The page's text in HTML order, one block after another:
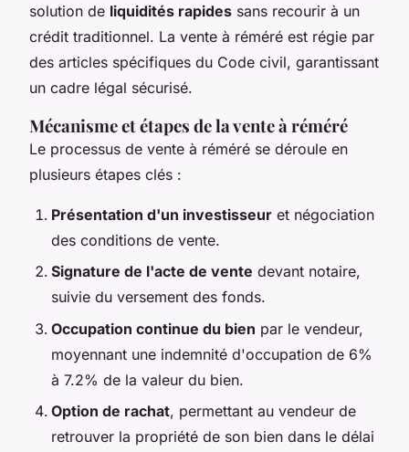
solution de liquidités rapides sans recourir à un
crédit traditionnel. La vente à réméré est régie par
des articles spécifiques du Code civil, garantissant
un cadre légal sécurisé.
Mécanisme et étapes de la vente à réméré
Le processus de vente à réméré se déroule en
plusieurs étapes clés :
Présentation d'un investisseur et négociation
des conditions de vente.
Signature de l'acte de vente devant notaire,
suivie du versement des fonds.
Occupation continue du bien par le vendeur,
moyennant une indemnité d'occupation de 6%
à 7.2% de la valeur du bien.
Option de rachat, permettant au vendeur de
retrouver la propriété de son bien dans le délai